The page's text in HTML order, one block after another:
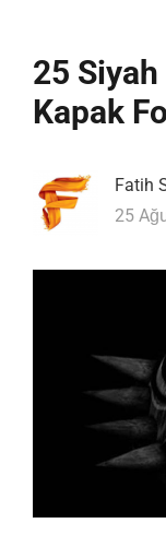
25
Kapak
Fatih
25